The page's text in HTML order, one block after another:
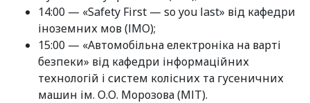
14:00 — «Safety First — so you last» від кафедри
іноземних мов (ІМО);
15:00 — «Автомобільна електроніка на варті
безпеки» від кафедри інформаційних
технологій і систем колісних та гусеничних
машин ім. О.О. Морозова (МІТ).